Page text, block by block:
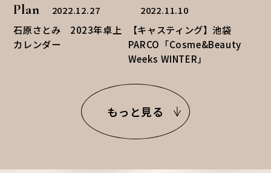
Plan 2022.12.27
石原さとみ 2023年卓上
カレンダー
2022.11.10
【キャスティング】池袋
PARCO「Cosme&Beauty
Weeks WINTER」
もっと見る